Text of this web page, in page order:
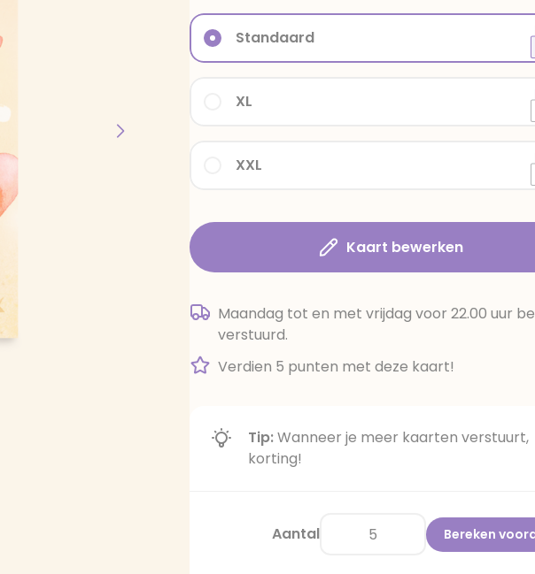
XXL
XL
Standaard
Kaart bewerken
Maandag tot en met vrijdag voor 22.00 uur
verstuurd.
Verdien 5 punten met deze kaart!
Tip:Wanneer je meer kaarten
korting!
Aantal Bereken